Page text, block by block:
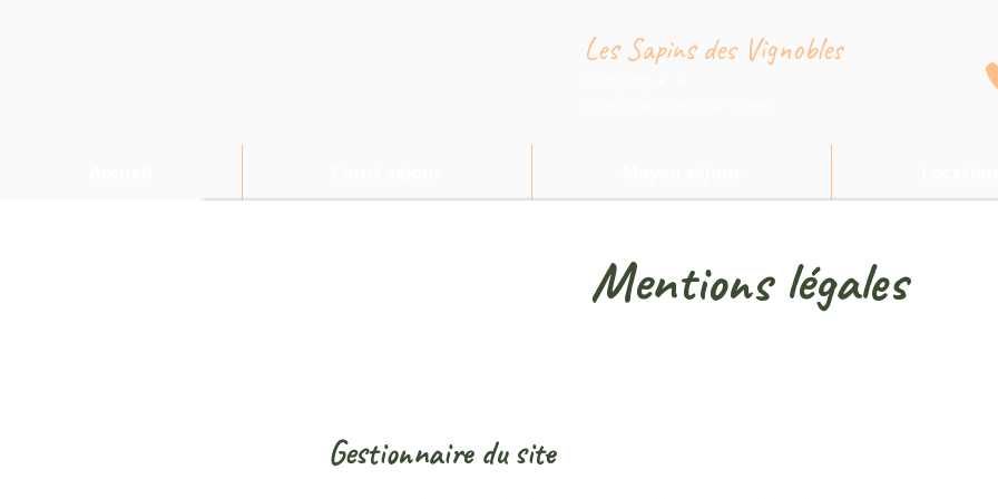
Les Sapins des Vignobles
Mentions légales
Gestionnaire du site